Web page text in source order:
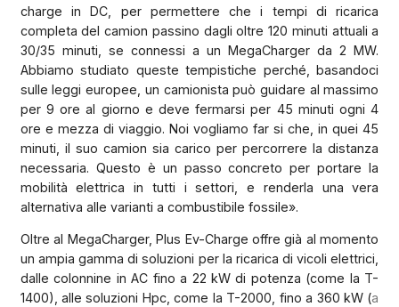
charge in DC, per permettere che i tempi di ricarica
completa del camion passino dagli oltre 120 minuti attuali a
30/35 minuti, se connessi a un MegaCharger da 2 MW.
Abbiamo studiato queste tempistiche perché, basandoci
sulle leggi europee, un camionista può guidare al massimo
per 9 ore al giorno e deve fermarsi per 45 minuti ogni 4
ore e mezza di viaggio. Noi vogliamo far si che, in quei 45
minuti, il suo camion sia carico per percorrere la distanza
necessaria. Questo è un passo concreto per portare la
mobilità elettrica in tutti i settori, e renderla una vera
alternativa alle varianti a combustibile fossile».
Oltre al MegaCharger, Plus Ev-Charge offre già al momento
un ampia gamma di soluzioni per la ricarica di vicoli elettrici,
dalle colonnine in AC fino a 22 kW di potenza (come la T-
1400), alle soluzioni Hpc, come la T-2000, fino a 360 kW (a